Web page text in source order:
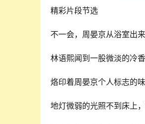
精彩片段节选
不一会，周晏京从浴室出
林语熙闻到一股微淡的冷
烙印着周晏京个人标志的味
地灯微弱的光照不到床上